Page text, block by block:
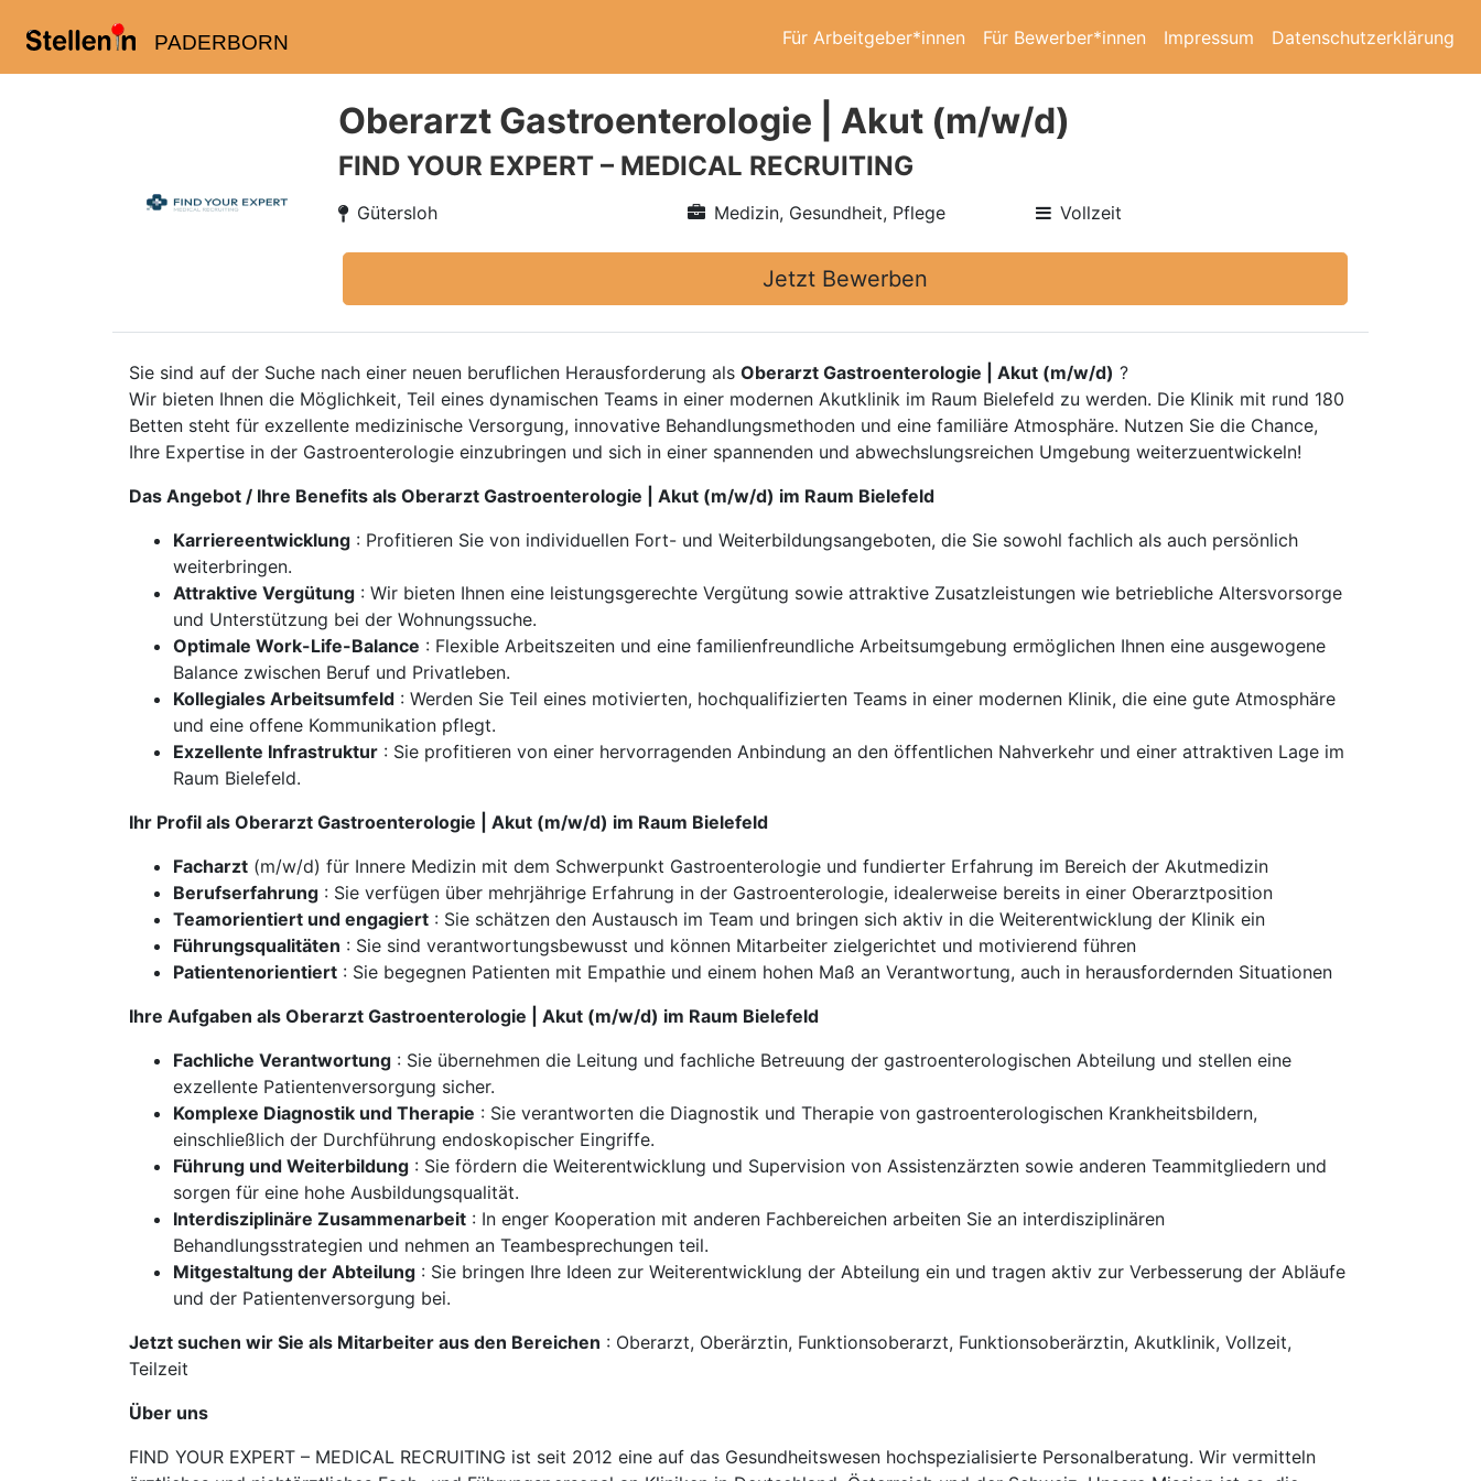
PADERBORN Für Arbeitgeber*innen Für Bewerber*innen Impressum Datenschutzerklärung
Oberarzt Gastroenterologie | Akut (m/w/d)
FIND YOUR EXPERT – MEDICAL RECRUITING
Gütersloh Medizin, Gesundheit, Pflege Vollzeit
Jetzt Bewerben
Sie sind auf der Suche nach einer neuen beruflichen Herausforderung als Oberarzt Gastroenterologie | Akut (m/w/d) ?
Wir bieten Ihnen die Möglichkeit, Teil eines dynamischen Teams in einer modernen Akutklinik im Raum Bielefeld zu werden. Die Klinik mit rund 180
Betten steht für exzellente medizinische Versorgung, innovative Behandlungsmethoden und eine familiäre Atmosphäre. Nutzen Sie die Chance,
Ihre Expertise in der Gastroenterologie einzubringen und sich in einer spannenden und abwechslungsreichen Umgebung weiterzuentwickeln!
Das Angebot / Ihre Benefits als Oberarzt Gastroenterologie | Akut (m/w/d) im Raum Bielefeld
Karriereentwicklung : Profitieren Sie von individuellen Fort- und Weiterbildungsangeboten, die Sie sowohl fachlich als auch persönlich
weiterbringen.
Attraktive Vergütung : Wir bieten Ihnen eine leistungsgerechte Vergütung sowie attraktive Zusatzleistungen wie betriebliche Altersvorsorge
und Unterstützung bei der Wohnungssuche.
Optimale Work-Life-Balance : Flexible Arbeitszeiten und eine familienfreundliche Arbeitsumgebung ermöglichen Ihnen eine ausgewogene
Balance zwischen Beruf und Privatleben.
Kollegiales Arbeitsumfeld : Werden Sie Teil eines motivierten, hochqualifizierten Teams in einer modernen Klinik, die eine gute Atmosphäre
und eine offene Kommunikation pflegt.
Exzellente Infrastruktur : Sie profitieren von einer hervorragenden Anbindung an den öffentlichen Nahverkehr und einer attraktiven Lage im
Raum Bielefeld.
Ihr Profil als Oberarzt Gastroenterologie | Akut (m/w/d) im Raum Bielefeld
Facharzt (m/w/d) für Innere Medizin mit dem Schwerpunkt Gastroenterologie und fundierter Erfahrung im Bereich der Akutmedizin
Berufserfahrung : Sie verfügen über mehrjährige Erfahrung in der Gastroenterologie, idealerweise bereits in einer Oberarztposition
Teamorientiert und engagiert : Sie schätzen den Austausch im Team und bringen sich aktiv in die Weiterentwicklung der Klinik ein
Führungsqualitäten : Sie sind verantwortungsbewusst und können Mitarbeiter zielgerichtet und motivierend führen
Patientenorientiert : Sie begegnen Patienten mit Empathie und einem hohen Maß an Verantwortung, auch in herausfordernden Situationen
Ihre Aufgaben als Oberarzt Gastroenterologie | Akut (m/w/d) im Raum Bielefeld
Fachliche Verantwortung : Sie übernehmen die Leitung und fachliche Betreuung der gastroenterologischen Abteilung und stellen eine
exzellente Patientenversorgung sicher.
Komplexe Diagnostik und Therapie : Sie verantworten die Diagnostik und Therapie von gastroenterologischen Krankheitsbildern,
einschließlich der Durchführung endoskopischer Eingriffe.
Führung und Weiterbildung : Sie fördern die Weiterentwicklung und Supervision von Assistenzärzten sowie anderen Teammitgliedern und
sorgen für eine hohe Ausbildungsqualität.
Interdisziplinäre Zusammenarbeit : In enger Kooperation mit anderen Fachbereichen arbeiten Sie an interdisziplinären
Behandlungsstrategien und nehmen an Teambesprechungen teil.
Mitgestaltung der Abteilung : Sie bringen Ihre Ideen zur Weiterentwicklung der Abteilung ein und tragen aktiv zur Verbesserung der Abläufe
und der Patientenversorgung bei.
Jetzt suchen wir Sie als Mitarbeiter aus den Bereichen : Oberarzt, Oberärztin, Funktionsoberarzt, Funktionsoberärztin, Akutklinik, Vollzeit,
Teilzeit
Über uns
FIND YOUR EXPERT – MEDICAL RECRUITING ist seit 2012 eine auf das Gesundheitswesen hochspezialisierte Personalberatung. Wir vermitteln